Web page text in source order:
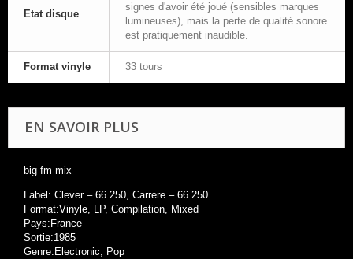
Etat disque
signes d'avoir été joué (sensibles marques
lumineuses), mais la perte de qualité sonore
est pratiquement inaudible.
Format vinyle 33 tours
EN SAVOIR PLUS
big fm mix
Label: Clever – 66.250, Carrere – 66.250
Format:Vinyle, LP, Compilation, Mixed
Pays:France
Sortie:1985
Genre:Electronic, Pop